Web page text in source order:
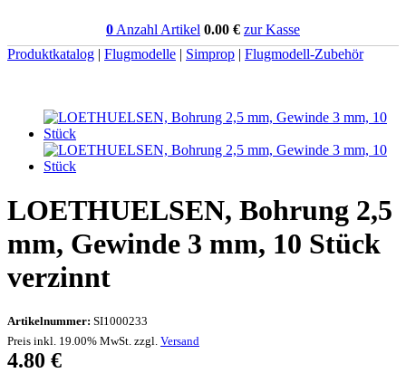
0 Anzahl Artikel 0.00 € zur Kasse
Produktkatalog | Flugmodelle | Simprop | Flugmodell-Zubehör
LOETHUELSEN, Bohrung 2,5
mm, Gewinde 3 mm, 10 Stück
verzinnt
Artikelnummer: SI1000233
Preis inkl. 19.00% MwSt. zzgl. Versand
4.80 €